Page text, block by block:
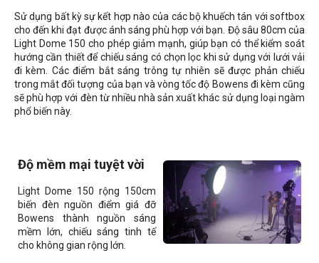
Sử dụng bất kỳ sự kết hợp nào của các bộ khuếch tán với softbox
cho đến khi đạt được ánh sáng phù hợp với bạn. Độ sâu 80cm của
Light Dome 150 cho phép giảm mạnh, giúp bạn có thể kiểm soát
hướng cần thiết để chiếu sáng có chọn lọc khi sử dụng với lưới vải
đi kèm. Các điểm bắt sáng trông tự nhiên sẽ được phản chiếu
trong mắt đối tượng của bạn và vòng tốc độ Bowens đi kèm cũng
sẽ phù hợp với đèn từ nhiều nhà sản xuất khác sử dụng loại ngàm
phổ biến này.
Độ mềm mại tuyệt vời
Light Dome 150 rộng 150cm
biến đèn nguồn điểm giá đỡ
Bowens thành nguồn sáng
mềm lớn, chiếu sáng tinh tế
cho không gian rộng lớn.